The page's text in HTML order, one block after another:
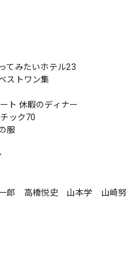
てみたいホテル23
ストワン集
ト 休暇のディナー
ック70
服
郎 高橋悦史 山本学 山崎努